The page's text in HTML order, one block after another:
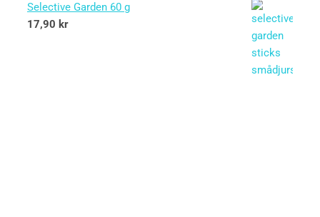
Selective Garden 60 g
17,90 kr